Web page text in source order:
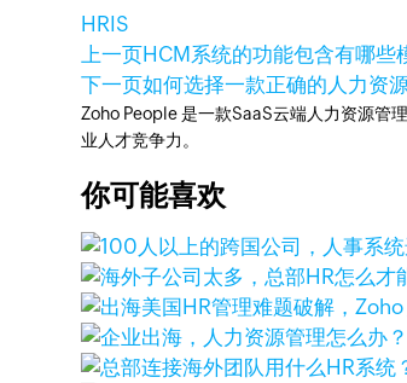
HRIS
上一页HCM系统的功能包含有哪些
下一页如何选择一款正确的人力资
Zoho People 是一款SaaS云端人力资源管
业人才竞争力。
你可能喜欢